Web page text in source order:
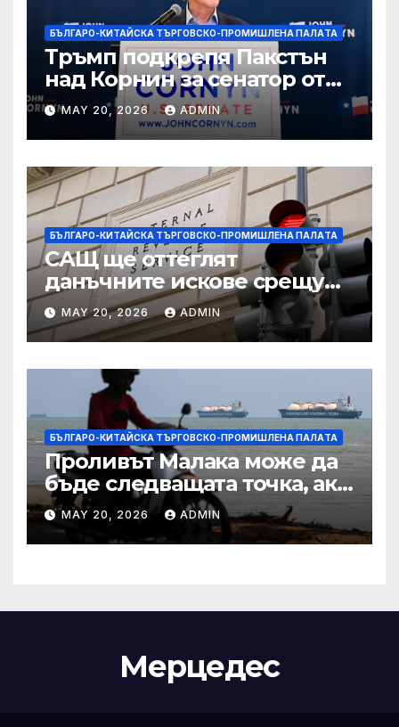
БЪЛГАРО-КИТАЙСКА ТЪРГОВСКО-ПРОМИШЛЕНА ПАЛAТА
Тръмп подкрепя Пакстън
над Корнин за сенатор от
Тексас в шокираща
подкрепа
MAY 20, 2026 ADMIN
БЪЛГАРО-КИТАЙСКА ТЪРГОВСКО-ПРОМИШЛЕНА ПАЛAТА
САЩ ще оттеглят
данъчните искове срещу
Тръмп „завинаги“ в
сделката за съдебно дело с
IRS
MAY 20, 2026 ADMIN
БЪЛГАРО-КИТАЙСКА ТЪРГОВСКО-ПРОМИШЛЕНА ПАЛAТА
Проливът Малака може да
бъде следващата точка, ако
Азия не внимава
MAY 20, 2026 ADMIN
Мерцедес